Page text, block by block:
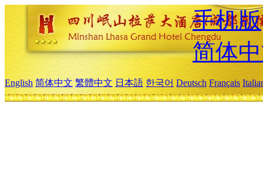
手机版
简体
English 简体中文 繁體中文 日本語 한국어 Deutsch Français